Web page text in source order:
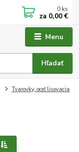
Menu
Hľadať
0 ks
za 0,00 €
Tvarovky, oceľ lisovacia